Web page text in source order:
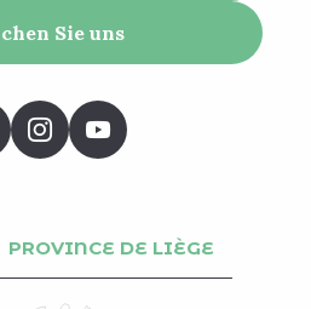
Sie uns
PROVINCE DE LIÈGE